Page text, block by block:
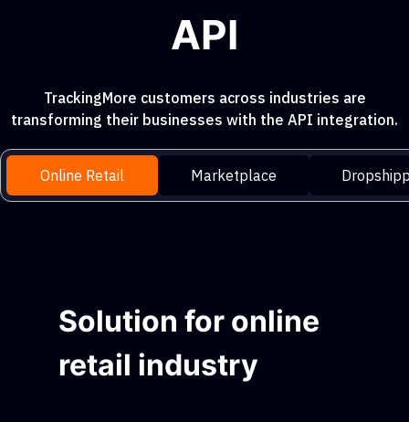
API
TrackingMore customers across industries are
transforming their businesses with the API integration.
Online Retail Marketplace
Solution for online
retail industry